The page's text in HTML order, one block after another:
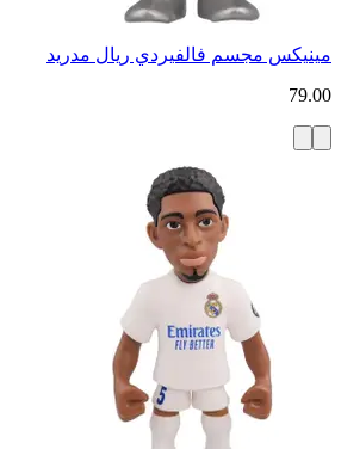
مينيكس مجسم فالفيردي ريال مدريد
79.00